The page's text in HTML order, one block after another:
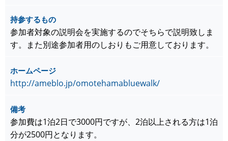
持参するもの
参加者対象の説明会を実施するのでそちらで説明致しま
す。また別途参加者用のしおりもご用意しております。
ホームページ
http://ameblo.jp/omotehamabluewalk/
備考
参加費は1泊2日で3000円ですが、2泊以上される方は1泊
分が2500円となります。